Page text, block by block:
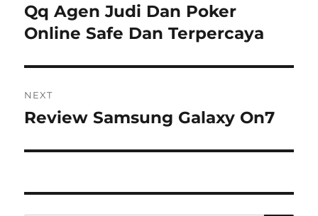
post:
Qq Agen Judi Dan Poker
Online Safe Dan Terpercaya
NEXT
Next
Review Samsung Galaxy On7